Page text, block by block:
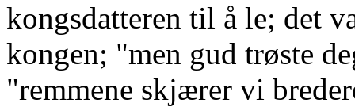
kongsdatteren til å le; det
kongen; "men gud trøste
"remmene skjærer vi